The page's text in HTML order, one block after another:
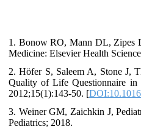
1. Bonow RO, Mann DL, Zipes
Medicine: Elsevier Health
2. Höfer S, Saleem A, Stone J,
Quality of Life Questionnaire in
2012;15(1):143-50. [
3. Weiner GM, Zaichkin J,
Pediatrics; 2018.